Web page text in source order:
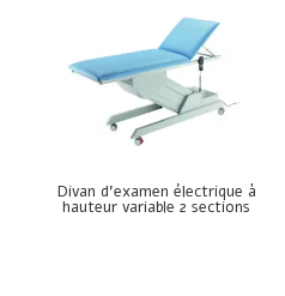
Divan d’examen électrique à
hauteur variable 2 sections